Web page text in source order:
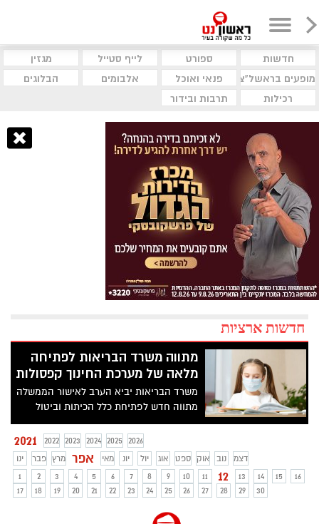
חדשות ספורט לייף סטייל
מגזין
מופעים בראשל"צ
פנאי ואוכל אלבומים
הבלוגים
רכילות
תרבות ובידור
חדשות ארציות
מתווה משרד הבריאות לפתיחה
מלאה של מערכת החינוך קפסולות
משרד הבריאות יביא הערב לאישור הממשלה
מתווה חדש לפתיחת כלל הכיתות וביטול
הקפסולות תוך הפעלת מתווה ״מגן חינוך
2021 2022 2023 2024 2025
2026
ינו
פבר מרץ אפר מאי יונ יול אוג ספט אוק נוב
דצמ
1
2 3 4 5 6 7 8 9 10 11 12 13 14 15
16
17
18 19 20 21 22 23 24 25 26 27 28 29 30